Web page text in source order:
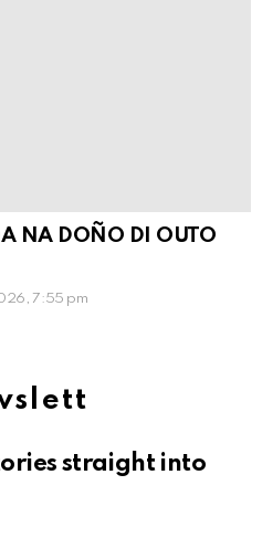
NA DOÑO DI OUTO
7:55 pm
straight into